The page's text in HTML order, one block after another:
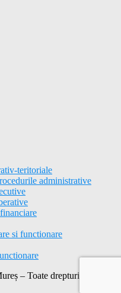
teritoriale
administrative
si functionare
– Toate drepturile